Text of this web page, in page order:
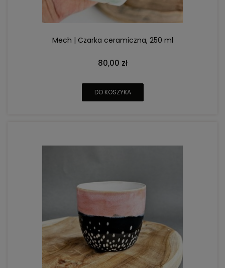
Mech | Czarka ceramiczna, 250 ml
80,00 zł
DO KOSZYKA